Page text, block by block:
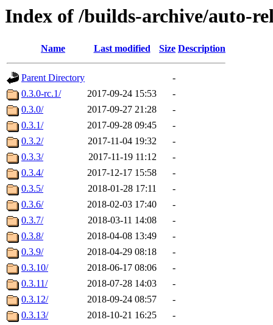
Index of /builds-archive/auto-
Name Last modified Size Description
Parent Directory
-
0.3.0-rc.1/
2017-09-24 15:53
-
0.3.0/
2017-09-27 21:28
-
0.3.1/
2017-09-28 09:45
-
0.3.2/
2017-11-04 19:32
-
0.3.3/
2017-11-19 11:12
-
0.3.4/
2017-12-17 15:58
-
0.3.5/
2018-01-28 17:11
-
0.3.6/
2018-02-03 17:40
-
0.3.7/
2018-03-11 14:08
-
0.3.8/
2018-04-08 13:49
-
0.3.9/
2018-04-29 08:18
-
0.3.10/
2018-06-17 08:06
-
0.3.11/
2018-07-28 14:03
-
0.3.12/
2018-09-24 08:57
-
0.3.13/
2018-10-21 16:25
-